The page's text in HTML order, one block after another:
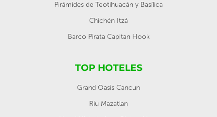
Pirámides de Teotihuacán y Basílica
Chichén Itzá
Barco Pirata Capitan Hook
TOP HOTELES
Grand Oasis Cancun
Riu Mazatlan